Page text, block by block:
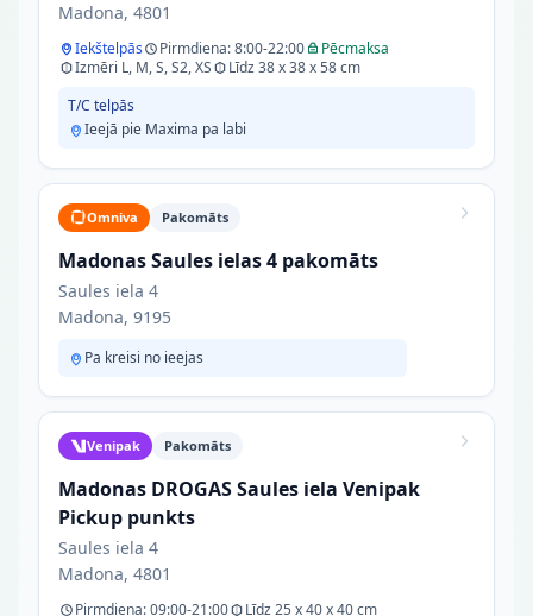
Madona, 4801
Iekštelpās Pirmdiena: 8:00-22:00
Pēcmaksa
Izmēri L, M, S, S2, XS
Līdz 38 x 38 x 58 cm
T/C telpās
Ieejā pie Maxima pa labi
Omniva Pakomāts
Madonas Saules ielas 4 pakomāts
Saules iela 4
Madona, 9195
Pa kreisi no ieejas
Venipak Pakomāts
Madonas DROGAS Saules iela Venipak
Pickup punkts
Saules iela 4
Madona, 4801
Pirmdiena: 09:00-21:00 Līdz 25 x 40 x 40 cm